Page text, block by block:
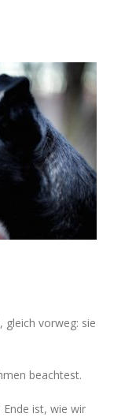
gleich vorweg: sie
beachtest.
ist, wie wir